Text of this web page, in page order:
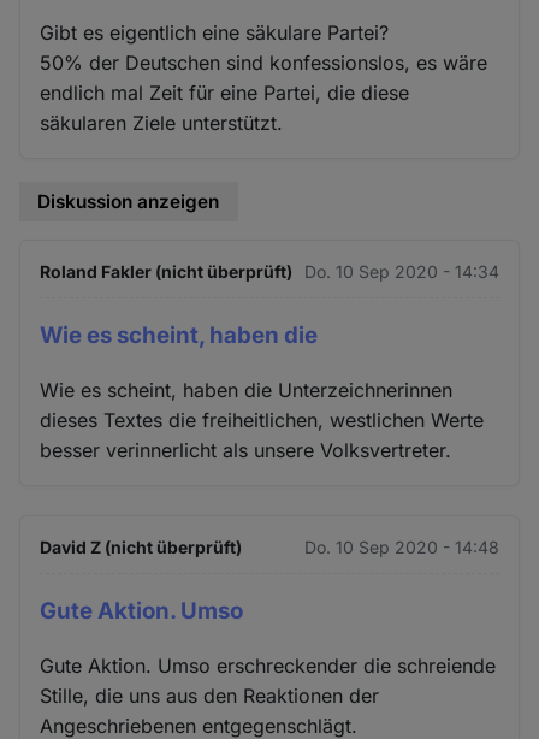
Gibt es eigentlich eine säkulare Partei?
50% der Deutschen sind konfessionslos, es wäre
endlich mal Zeit für eine Partei, die diese
säkularen Ziele unterstützt.
Diskussion anzeigen
Roland Fakler (nicht überprüft) Do. 10 Sep 2020 - 14:34
Wie es scheint, haben die
Wie es scheint, haben die Unterzeichnerinnen
dieses Textes die freiheitlichen, westlichen Werte
besser verinnerlicht als unsere Volksvertreter.
David Z (nicht überprüft) Do. 10 Sep 2020 - 14:48
Gute Aktion. Umso
Gute Aktion. Umso erschreckender die schreiende
Stille, die uns aus den Reaktionen der
Angeschriebenen entgegenschlägt.